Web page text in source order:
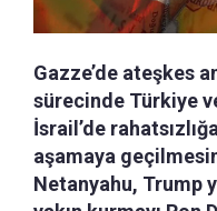
Gazze’de ateşkes
sürecinde Türkiye
İsrail’de
aşamaya
Netanyahu, Trump